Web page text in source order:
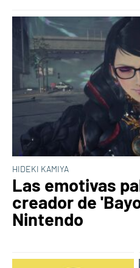
HIDEKI KAMIYA
Las emotivas
creador de
Nintendo